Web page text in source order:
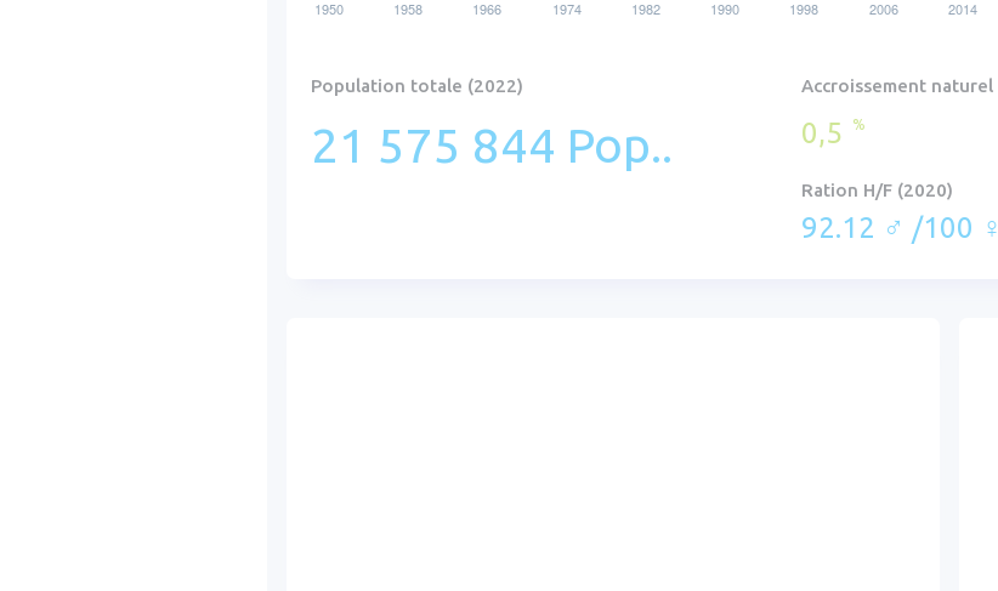
Population totale (2022)
21 575 844 Pop..
Accroissement naturel
0,5 %
Ration H/F (2020)
92.12 ♂ /100 ♀